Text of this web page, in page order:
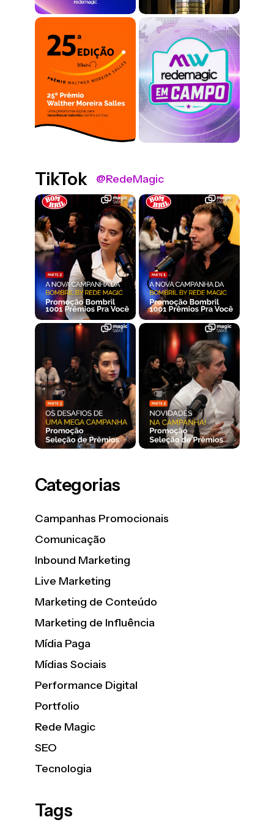
TikTok @RedeMagic
Categorias
Campanhas Promocionais
Comunicação
Inbound Marketing
Live Marketing
Marketing de Conteúdo
Marketing de Influência
Mídia Paga
Mídias Sociais
Performance Digital
Portfolio
Rede Magic
SEO
Tecnologia
Tags